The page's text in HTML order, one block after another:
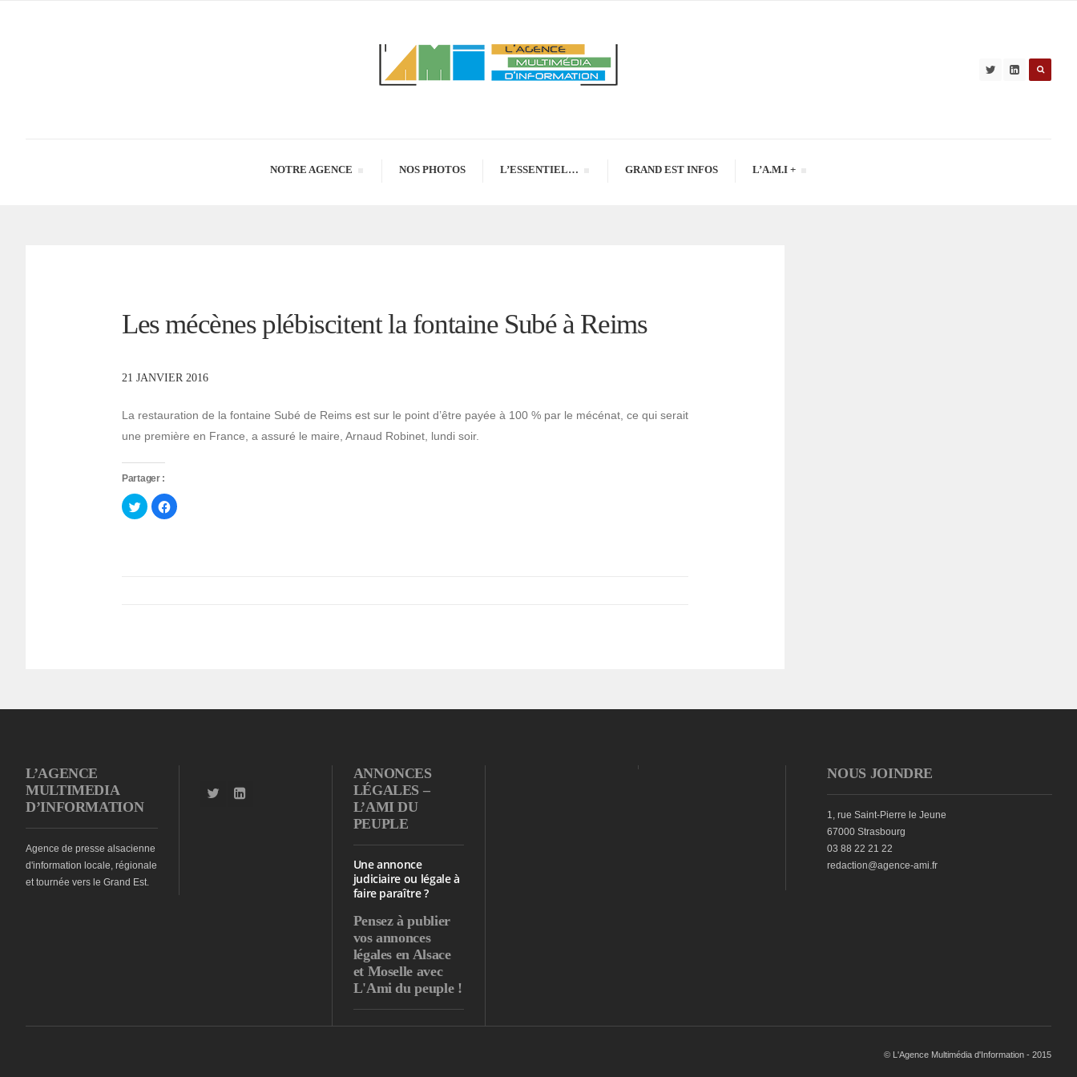
NOTRE AGENCE NOS PHOTOS L’ESSENTIEL… GRAND EST INFOS L’A.M.I +
Les mécènes plébiscitent la fontaine Subé à Reims
21 JANVIER 2016
La restauration de la fontaine Subé de Reims est sur le point d’être payée à 100 % par le mécénat, ce qui serait
une première en France, a assuré le maire, Arnaud Robinet, lundi soir.
Partager :
Cliquez
pour
partager
Cliquez
pour
L’AGENCE
MULTIMEDIA
D’INFORMATION
Agence de presse alsacienne
d'information locale, régionale
et tournée vers le Grand Est.
ANNONCES
LÉGALES –
L’AMI DU
PEUPLE
Une annonce
judiciaire ou légale à
faire paraître ?
Pensez à publier
vos annonces
légales en Alsace
et Moselle avec
L'Ami du peuple !
NOUS JOINDRE
1, rue Saint-Pierre le Jeune
67000 Strasbourg
03 88 22 21 22
redaction@agence-ami.fr
© L'Agence Multimédia d'Information - 2015